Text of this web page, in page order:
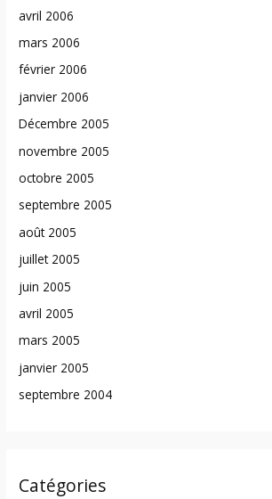
avril 2006
mars 2006
février 2006
janvier 2006
Décembre 2005
novembre 2005
octobre 2005
septembre 2005
août 2005
juillet 2005
juin 2005
avril 2005
mars 2005
janvier 2005
septembre 2004
Catégories